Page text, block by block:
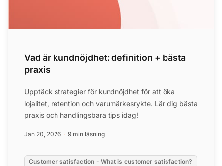
Vad är kundnöjdhet: definition + bästa
praxis
Upptäck strategier för kundnöjdhet för att öka
lojalitet, retention och varumärkesrykte. Lär dig bästa
praxis och handlingsbara tips idag!
Jan 20, 2026 9 min läsning
Customer satisfaction - What is customer satisfaction?